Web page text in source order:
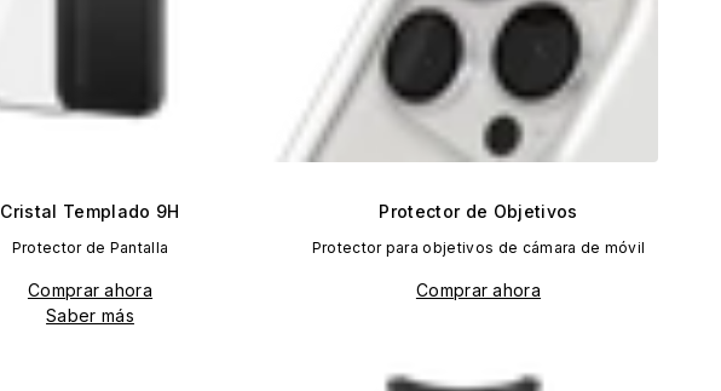
Cristal Templado 9H
Protector de Pantalla
Comprar ahora
Saber más
Protector de Objetivos
Protector para objetivos de cámara de móvil
Comprar ahora